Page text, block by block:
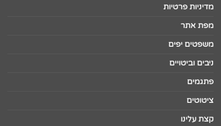
מדיניות פרטיות
מפת אתר
משפטים יפים
ניבים וביטויים
פתגמים
ציטוטים
קצת עלינו